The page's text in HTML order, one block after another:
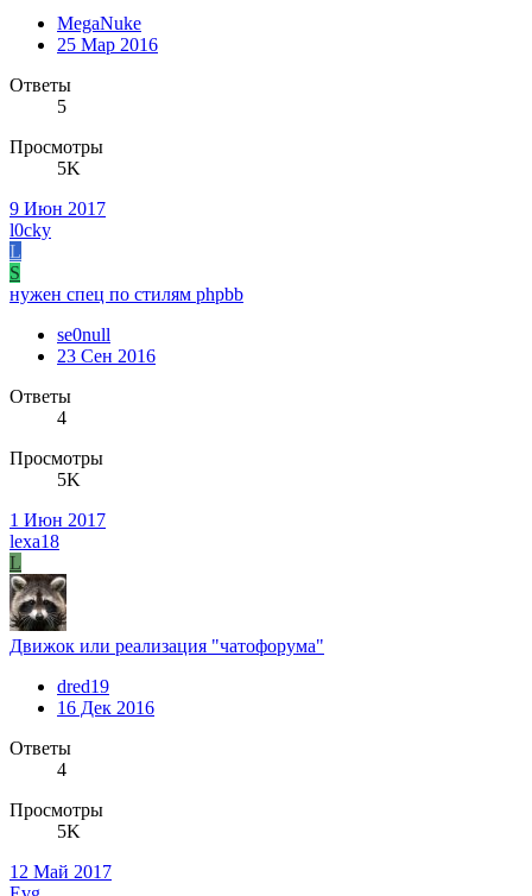
MegaNuke
25 Мар 2016
Ответы
5
Просмотры
5K
9 Июн 2017
l0cky
L
S
нужен спец по стилям phpbb
se0null
23 Сен 2016
Ответы
4
Просмотры
5K
1 Июн 2017
lexa18
L
Движок или реализация "чатофорума"
dred19
16 Дек 2016
Ответы
4
Просмотры
5K
12 Май 2017